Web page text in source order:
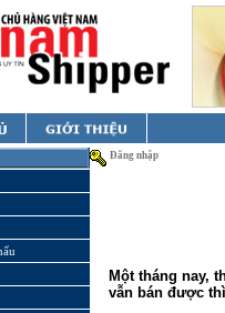
Đăng nhập
Một tháng nay,
vẫn bán được